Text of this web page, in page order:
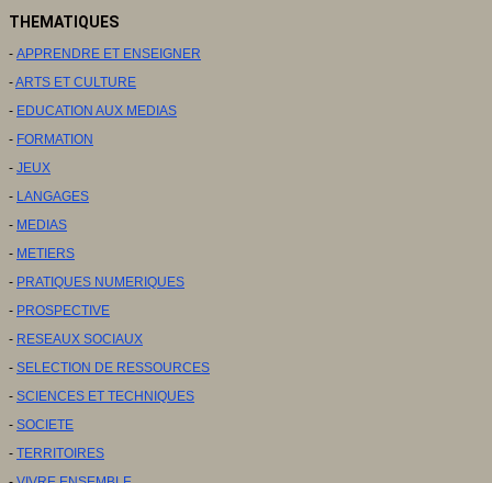
THEMATIQUES
- APPRENDRE ET ENSEIGNER
-ARTS ET CULTURE
- EDUCATION AUX MEDIAS
- FORMATION
- JEUX
- LANGAGES
- MEDIAS
- METIERS
- PRATIQUES NUMERIQUES
- PROSPECTIVE
- RESEAUX SOCIAUX
- SELECTION DE RESSOURCES
- SCIENCES ET TECHNIQUES
- SOCIETE
- TERRITOIRES